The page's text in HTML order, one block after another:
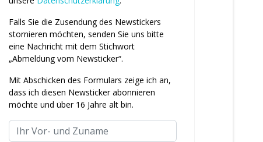
Falls Sie die Zusendung des News­tickers
stornieren möchten, senden Sie uns bitte
eine Nachricht mit dem Stichwort
„Abmeldung vom News­ticker“.
Mit Abschicken des Formulars zeige ich an,
dass ich diesen Newsticker abonnieren
möchte und über 16 Jahre alt bin.
Ihr Vor- und Zuname